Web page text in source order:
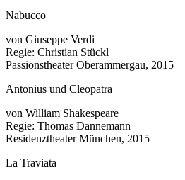
Nabucco
von Giuseppe Verdi
Regie: Christian Stückl
Passionstheater Oberammergau, 2015
Antonius und Cleopatra
von William Shakespeare
Regie: Thomas Dannemann
Residenztheater München, 2015
La Traviata